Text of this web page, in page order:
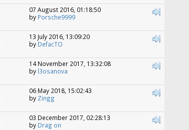
07 August 2016, 01:18:50
by Porsche9999
13 July 2016, 13:09:20
by DefacTO
14 November 2017, 13:32:08
by l3osanova
06 May 2018, 15:02:43
by Zingg
03 December 2017, 02:28:13
by Drag on